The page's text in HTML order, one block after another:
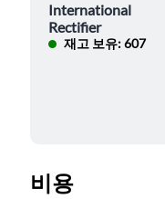
International
Rectifier
재고 보유: 607
비용